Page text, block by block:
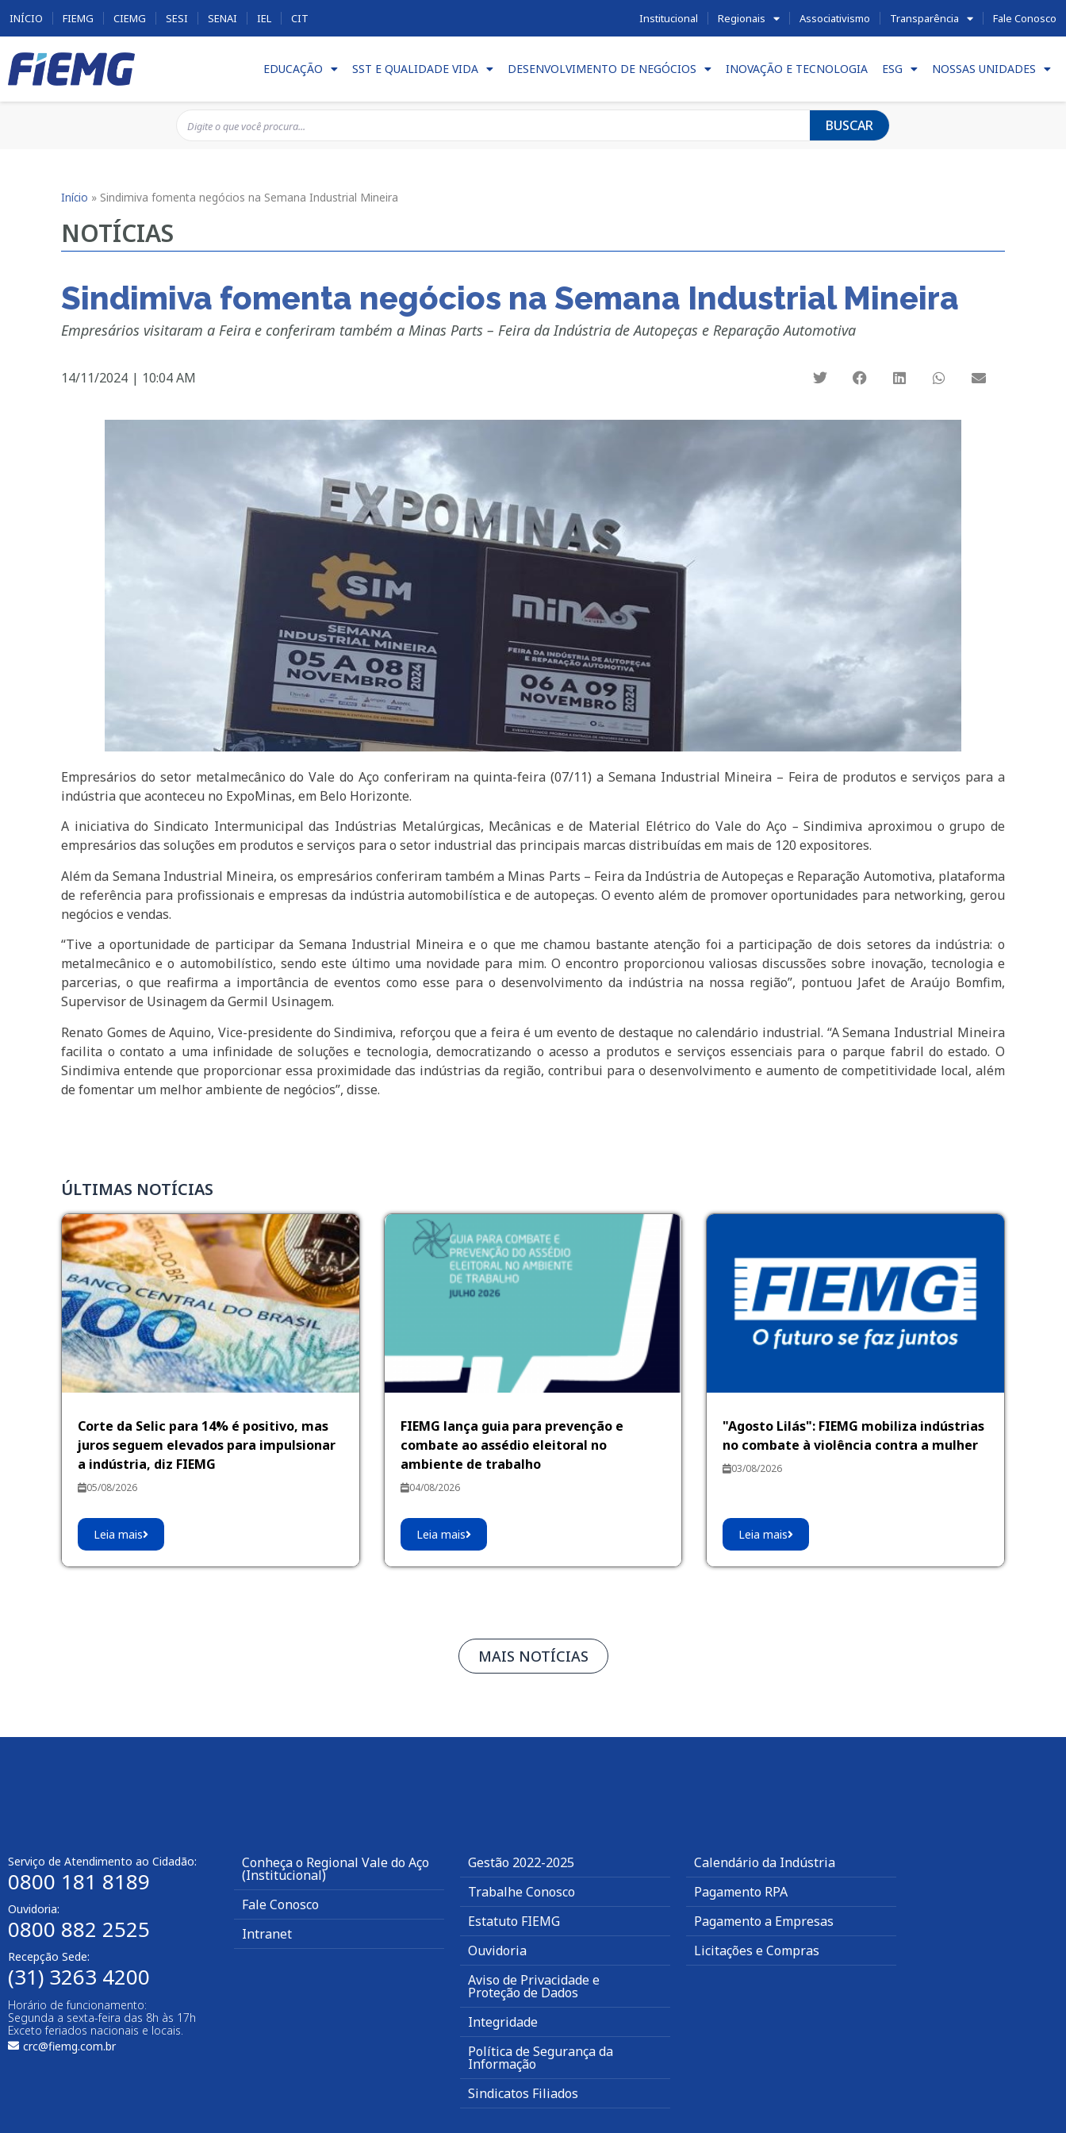
INÍCIO FIEMG CIEMG SESI SENAI IEL CIT Institucional Regionais Associativismo Transparência Fale Conosco
EDUCAÇÃO SST E QUALIDADE VIDA DESENVOLVIMENTO DE NEGÓCIOS INOVAÇÃO E TECNOLOGIA ESG NOSSAS UNIDADES
BUSCAR
Início » Sindimiva fomenta negócios na Semana Industrial Mineira
NOTÍCIAS
Sindimiva fomenta negócios na Semana Industrial Mineira
Empresários visitaram a Feira e conferiram também a Minas Parts – Feira da Indústria de Autopeças e Reparação Automotiva
14/11/2024 | 10:04 AM
Empresários do setor metalmecânico do Vale do Aço conferiram na quinta-feira (07/11) a Semana Industrial Mineira – Feira de produtos e serviços para a
indústria que aconteceu no ExpoMinas, em Belo Horizonte.
A iniciativa do Sindicato Intermunicipal das Indústrias Metalúrgicas, Mecânicas e de Material Elétrico do Vale do Aço –Sindimiva aproximou o grupo de
empresários das soluções em produtos e serviços para o setor industrial das principais marcas distribuídas em mais de 120 expositores.
Além da Semana Industrial Mineira, os empresários conferiram também a Minas Parts – Feira da Indústria de Autopeças e Reparação Automotiva, plataforma
de referência para profissionais e empresas da indústria automobilística e de autopeças. O evento além de promover oportunidades para networking, gerou
negócios e vendas.
“Tive a oportunidade de participar da Semana Industrial Mineira e o que me chamou bastante atenção foi a participação de dois setores da indústria: o
metalmecânico e o automobilístico, sendo este último uma novidade para mim. O encontro proporcionou valiosas discussões sobre inovação, tecnologia e
parcerias, o que reafirma a importância de eventos como esse para o desenvolvimento da indústria na nossa região”, pontuou Jafet de Araújo Bomfim,
Supervisor de Usinagem da Germil Usinagem.
Renato Gomes de Aquino, Vice-presidente do Sindimiva, reforçou que a feira é um evento de destaque no calendário industrial. “A Semana Industrial Mineira
facilita o contato a uma infinidade de soluções e tecnologia, democratizando o acesso a produtos e serviços essenciais para o parque fabril do estado. O
Sindimiva entende que proporcionar essa proximidade das indústrias da região, contribui para o desenvolvimento e aumento de competitividade local, além
de fomentar um melhor ambiente de negócios”, disse.
ÚLTIMAS NOTÍCIAS
Corte da Selic para 14% é positivo, mas
juros seguem elevados para impulsionar
a indústria, diz FIEMG
05/08/2026
Leia mais
FIEMG lança guia para prevenção e
combate ao assédio eleitoral no
ambiente de trabalho
04/08/2026
Leia mais
"Agosto Lilás": FIEMG mobiliza indústrias
no combate à violência contra a mulher
03/08/2026
Leia mais
MAIS NOTÍCIAS
Serviço de Atendimento ao Cidadão:
0800 181 8189
Ouvidoria:
0800 882 2525
Recepção Sede:
(31) 3263 4200
Horário de funcionamento:
Segunda a sexta-feira das 8h às 17h
Exceto feriados nacionais e locais.
crc@fiemg.com.br
Conheça o Regional Vale do Aço
(Institucional)
Fale Conosco
Intranet
Gestão 2022-2025
Trabalhe Conosco
Estatuto FIEMG
Ouvidoria
Aviso de Privacidade e
Proteção de Dados
Integridade
Política de Segurança da
Informação
Sindicatos Filiados
Calendário da Indústria
Pagamento RPA
Pagamento a Empresas
Licitações e Compras